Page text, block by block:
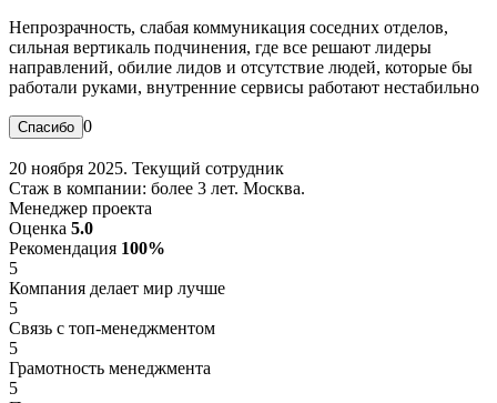
Непрозрачность, слабая коммуникация соседних отделов,
сильная вертикаль подчинения, где все решают лидеры
направлений, обилие лидов и отсутствие людей, которые бы
работали руками, внутренние сервисы работают нестабильно
0
20 ноября 2025. Текущий сотрудник
Стаж в компании: более 3 лет. Москва.
Менеджер проекта
Оценка 5.0
Рекомендация 100%
5
Компания делает мир лучше
5
Связь с топ-менеджментом
5
Грамотность менеджмента
5